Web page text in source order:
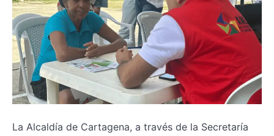
La Alcaldía de Cartagena, a través de la Secretaría